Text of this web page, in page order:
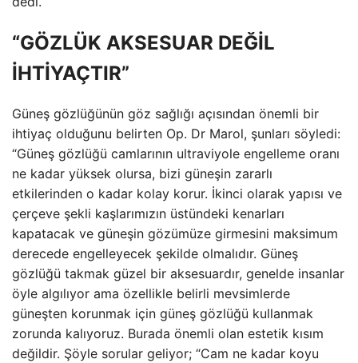
“GÖZLÜK AKSESUAR DEĞİL
İHTİYAÇTIR”
Güneş gözlüğünün göz sağlığı açısından önemli bir
ihtiyaç olduğunu belirten Op. Dr Marol, şunları söyledi:
“Güneş gözlüğü camlarının ultraviyole engelleme oranı
ne kadar yüksek olursa, bizi güneşin zararlı
etkilerinden o kadar kolay korur. İkinci olarak yapısı ve
çerçeve şekli kaşlarımızın üstündeki kenarları
kapatacak ve güneşin gözümüze girmesini maksimum
derecede engelleyecek şekilde olmalıdır. Güneş
gözlüğü takmak güzel bir aksesuardır, genelde insanlar
öyle algılıyor ama özellikle belirli mevsimlerde
güneşten korunmak için güneş gözlüğü kullanmak
zorunda kalıyoruz. Burada önemli olan estetik kısım
değildir. Şöyle sorular geliyor; “Cam ne kadar koyu